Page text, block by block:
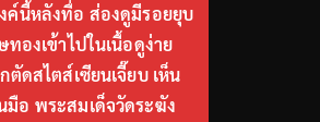
ค์นี้หลังทื่อ ส่องดูมีรอยยุบ
ทองเข้าไปในเนื้อดูง่าย
ตัดสไตส์เซียนเจี๊ยบ เห็น
อ พระสมเด็จวัดระฆัง